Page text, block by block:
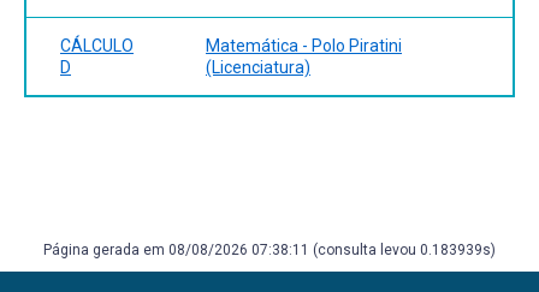
CÁLCULO
D
Matemática - Polo Piratini
(Licenciatura)
Página gerada em 08/08/2026 07:38:11 (consulta levou 0.183939s)